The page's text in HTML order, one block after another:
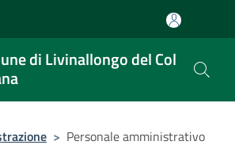
di Livinallongo del Col
> Personale amministrativo